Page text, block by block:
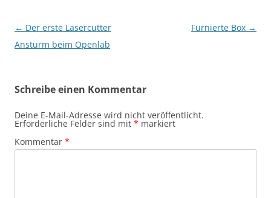
Beitragsnavigation
← Der erste Lasercutter
Ansturm beim Openlab
Furnierte Box →
Schreibe einen Kommentar
Deine E-Mail-Adresse wird nicht veröffentlicht.
Erforderliche Felder sind mit * markiert
Kommentar *